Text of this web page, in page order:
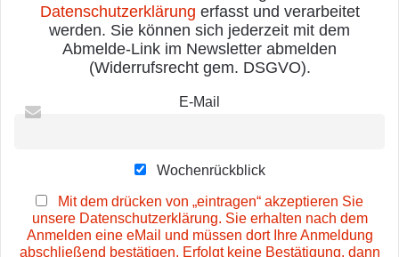
Datenschutzerklärung erfasst und verarbeitet
werden. Sie können sich jederzeit mit dem
Abmelde-Link im Newsletter abmelden
(Widerrufsrecht gem. DSGVO).
E-Mail
Wochenrückblick
Mit dem drücken von „eintragen“ akzeptieren Sie
unsere Datenschutzerklärung. Sie erhalten nach dem
Anmelden eine eMail und müssen dort Ihre Anmeldung
abschließend bestätigen. Erfolgt keine Bestätigung, dann